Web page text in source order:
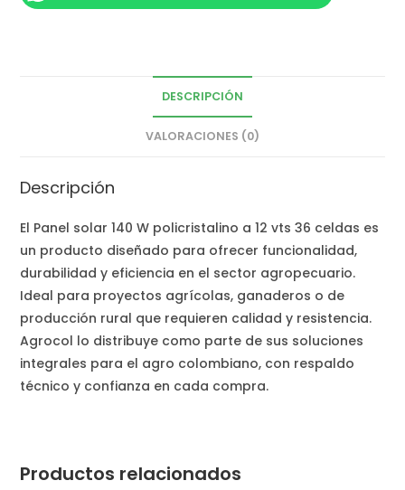
DESCRIPCIÓN
VALORACIONES (0)
Descripción
El Panel solar 140 W policristalino a 12 vts 36 celdas es
un producto diseñado para ofrecer funcionalidad,
durabilidad y eficiencia en el sector agropecuario.
Ideal para proyectos agrícolas, ganaderos o de
producción rural que requieren calidad y resistencia.
Agrocol lo distribuye como parte de sus soluciones
integrales para el agro colombiano, con respaldo
técnico y confianza en cada compra.
Productos relacionados